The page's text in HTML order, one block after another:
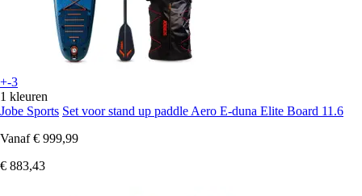
+-3
1 kleuren
Jobe Sports Set voor stand up paddle Aero E-duna Elite Board 11.6
Vanaf € 999,99
€ 883,43